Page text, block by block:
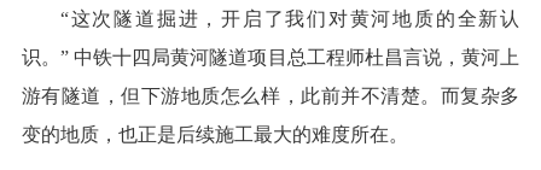
“这次隧道掘进，开启了我们对黄河地质的全新认
识。” 中铁十四局黄河隧道项目总工程师杜昌言说，黄河上
游有隧道，但下游地质怎么样，此前并不清楚。而复杂多
变的地质，也正是后续施工最大的难度所在。